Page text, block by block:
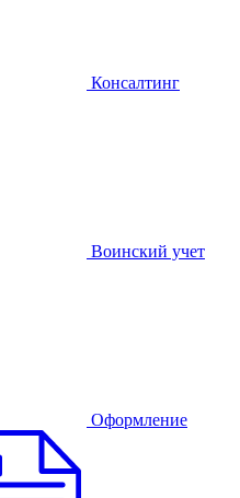
Консалтинг
Воинский учет
Оформление